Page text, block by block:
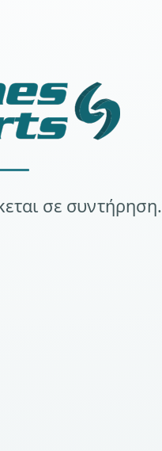
σε συντήρηση.